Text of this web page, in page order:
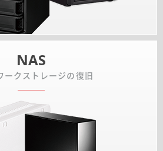
NAS
ークストレージの復旧